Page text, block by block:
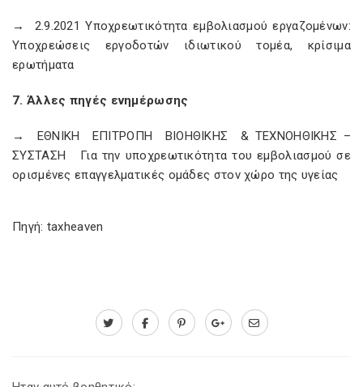
→ 2.9.2021 Υποχρεωτικότητα εμβολιασμού εργαζομένων:
Υποχρεώσεις εργοδοτών ιδιωτικού τομέα, κρίσιμα
ερωτήματα
7. Άλλες πηγές ενημέρωσης
→ ΕΘΝΙΚΗ ΕΠΙΤΡΟΠΗ ΒΙΟΗΘΙΚΗΣ & ΤΕΧΝΟΗΘΙΚΗΣ –
ΣΥΣΤΑΣΗ Για την υποχρεωτικότητα του εμβολιασμού σε
ορισμένες επαγγελματικές ομάδες στον χώρο της υγείας
Πηγή: taxheaven